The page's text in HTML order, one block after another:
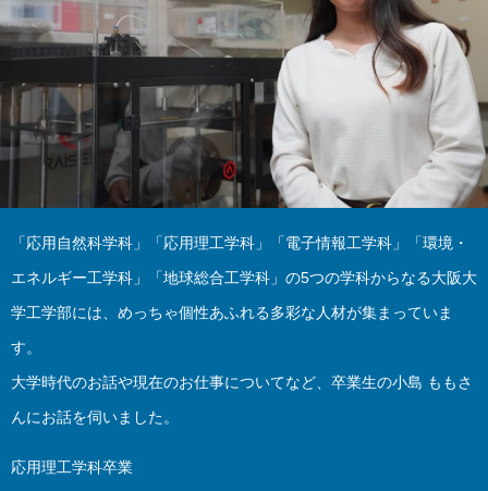
「応用自然科学科」「応用理工学科」「電子情報工学科」「環境・
エネルギー工学科」「地球総合工学科」の5つの学科からなる大阪大
学工学部には、めっちゃ個性あふれる多彩な人材が集まっていま
す。
大学時代のお話や現在のお仕事についてなど、卒業生の小島 ももさ
んにお話を伺いました。
応用理工学科卒業